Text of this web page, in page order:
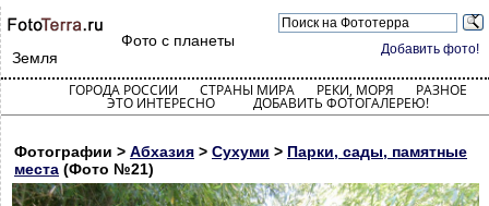
Добавить фото!
Фото с планеты
Земля
ГОРОДА РОССИИ СТРАНЫ МИРА РЕКИ, МОРЯ РАЗНОЕ
ЭТО ИНТЕРЕСНО ДОБАВИТЬ ФОТОГАЛЕРЕЮ!
Фотографии > Абхазия > Сухуми > Парки, сады, памятные
места (Фото №21)